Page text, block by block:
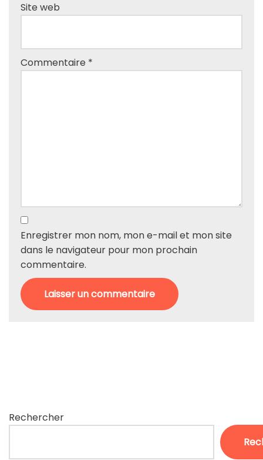
Site web
Commentaire *
Enregistrer mon nom, mon e-mail et mon site
dans le navigateur pour mon prochain
commentaire.
Rechercher